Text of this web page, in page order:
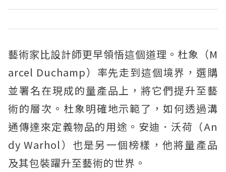
藝術家比設計師更早領悟這個道理。杜象（M
arcel Duchamp）率先走到這個境界，選購
並署名在現成的量產品上，將它們提升至藝
術的層次。杜象明確地示範了，如何透過溝
通傳達來定義物品的用途。安迪．沃荷（An
dy Warhol）也是另一個榜樣，他將量產品
及其包裝躍升至藝術的世界。